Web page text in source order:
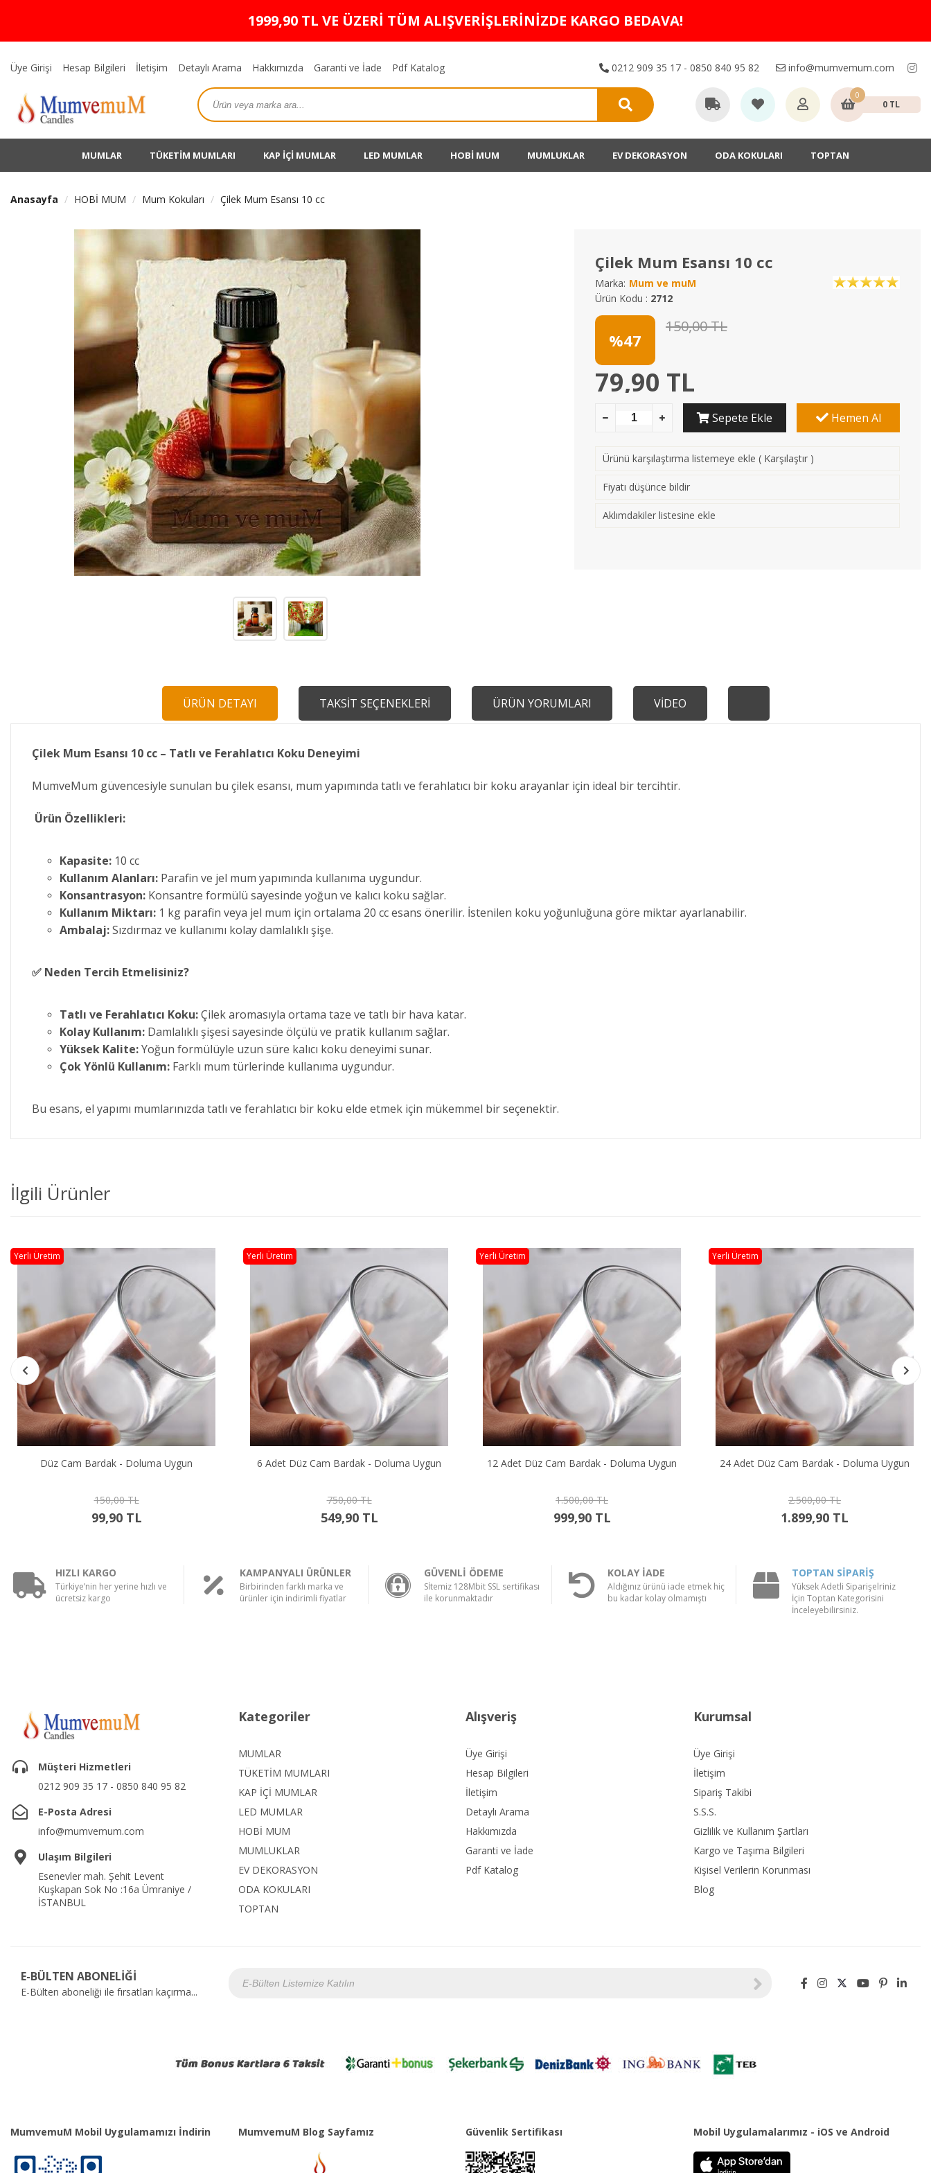
1999,90 TL VE ÜZERİ TÜM ALIŞVERİŞLERİNİZDE KARGO BEDAVA!
Üye Girişi Hesap Bilgileri İletişim Detaylı Arama Hakkımızda Garanti ve İade Pdf Katalog 0212 909 35 17 - 0850 840 95 82 info@mumvemum.com
0
0 TL
MUMLAR TÜKETİM MUMLARI KAP İÇİ MUMLAR LED MUMLAR HOBİ MUM MUMLUKLAR EV DEKORASYON ODA KOKULARI TOPTAN
Anasayfa HOBİ MUM Mum Kokuları Çilek Mum Esansı 10 cc
Çilek Mum Esansı 10 cc
Marka: Mum ve muM
Ürün Kodu : 2712
%47
150,00 TL
79,90 TL
Sepete Ekle Hemen Al
Ürünü karşılaştırma listemeye ekle ( Karşılaştır )
Fiyatı düşünce bildir
Aklımdakiler listesine ekle
ÜRÜN DETAYI TAKSİT SEÇENEKLERİ ÜRÜN YORUMLARI VİDEO
Çilek Mum Esansı 10 cc – Tatlı ve Ferahlatıcı Koku Deneyimi
MumveMum güvencesiyle sunulan bu çilek esansı, mum yapımında tatlı ve ferahlatıcı bir koku arayanlar için ideal bir tercihtir.
Ürün Özellikleri:
Kapasite: 10 cc
Kullanım Alanları: Parafin ve jel mum yapımında kullanıma uygundur.
Konsantrasyon: Konsantre formülü sayesinde yoğun ve kalıcı koku sağlar.
Kullanım Miktarı: 1 kg parafin veya jel mum için ortalama 20 cc esans önerilir. İstenilen koku yoğunluğuna göre miktar ayarlanabilir.
Ambalaj:Sızdırmaz ve kullanımı kolay damlalıklı şişe.
✅ Neden Tercih Etmelisiniz?
Tatlı ve Ferahlatıcı Koku:Çilek aromasıyla ortama taze ve tatlı bir hava katar.
Kolay Kullanım: Damlalıklı şişesi sayesinde ölçülü ve pratik kullanım sağlar.
Yüksek Kalite:Yoğun formülüyle uzun süre kalıcı koku deneyimi sunar.
Çok Yönlü Kullanım: Farklı mum türlerinde kullanıma uygundur.
Bu esans, el yapımı mumlarınızda tatlı ve ferahlatıcı bir koku elde etmek için mükemmel bir seçenektir.
İlgili Ürünler
6 Adet Düz Cam Bardak - Doluma Uygun
750,00 TL
549,90 TL
Yerli Üretim
12 Adet Düz Cam Bardak - Doluma Uygun
1.500,00 TL
999,90 TL
Yerli Üretim
24 Adet Düz Cam Bardak - Doluma Uygun
2.500,00 TL
1.899,90 TL
Yerli Üretim
Buzlu Düz Cam Bardak - Doluma Uygun
200,00 TL
119,90 TL
Yerli Üretim
HIZLI KARGO
Türkiye’nin her yerine hızlı ve
ücretsiz kargo
KAMPANYALI ÜRÜNLER
Birbirinden farklı marka ve
ürünler için indirimli fiyatlar
GÜVENLİ ÖDEME
Sİtemiz 128Mbit SSL sertifikası
ile korunmaktadır
KOLAY İADE
Aldığınız ürünü iade etmek hiç
bu kadar kolay olmamıştı
TOPTAN SİPARİŞ
Yüksek Adetli Siparişelriniz
İçin Toptan Kategorisini
İnceleyebilirsiniz.
Müşteri Hizmetleri
0212 909 35 17 - 0850 840 95 82
E-Posta Adresi
info@mumvemum.com
Ulaşım Bilgileri
Esenevler mah. Şehit Levent
Kuşkapan Sok No :16a Ümraniye /
İSTANBUL
Kategoriler
MUMLAR
TÜKETİM MUMLARI
KAP İÇİ MUMLAR
LED MUMLAR
HOBİ MUM
MUMLUKLAR
EV DEKORASYON
ODA KOKULARI
TOPTAN
Alışveriş
Üye Girişi
Hesap Bilgileri
İletişim
Detaylı Arama
Hakkımızda
Garanti ve İade
Pdf Katalog
Kurumsal
Üye Girişi
İletişim
Sipariş Takibi
S.S.S.
Gizlilik ve Kullanım Şartları
Kargo ve Taşıma Bilgileri
Kişisel Verilerin Korunması
Blog
E-BÜLTEN ABONELİĞİ
E-Bülten aboneliği ile fırsatları kaçırma...
MumvemuM Mobil Uygulamamızı İndirin MumvemuM Blog Sayfamız Güvenlik Sertifikası Mobil Uygulamalarımız - iOS ve Android